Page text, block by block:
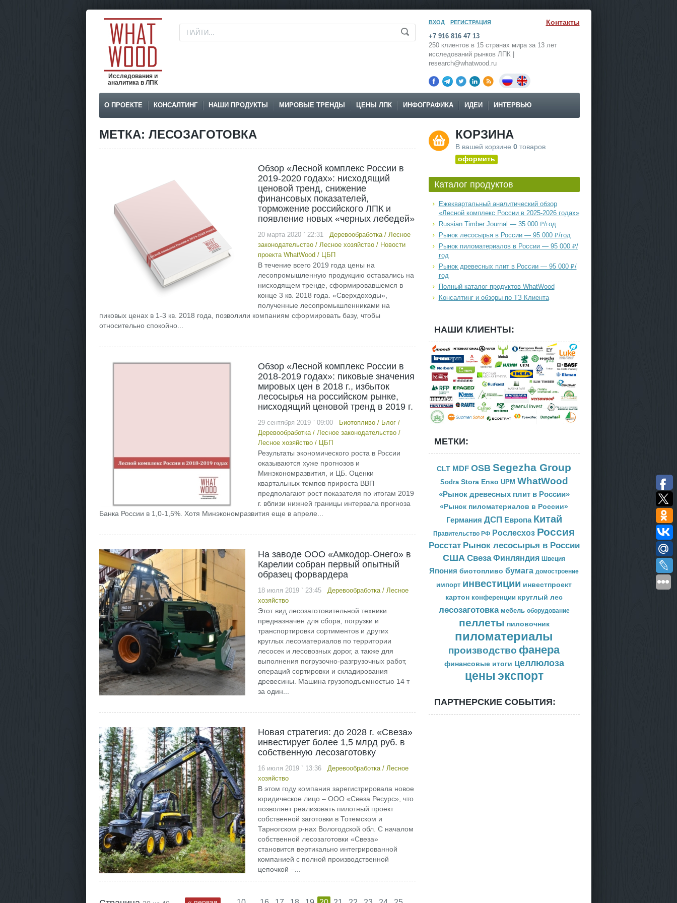
Исследования и
аналитика в ЛПК
ВХОД РЕГИСТРАЦИЯ Контакты
+7 916 816 47 13
250 клиентов в 15 странах мира за 13 лет
исследований рынков ЛПК |
research@whatwood.ru
О ПРОЕКТЕ КОНСАЛТИНГ НАШИ ПРОДУКТЫ МИРОВЫЕ ТРЕНДЫ ЦЕНЫ ЛПК ИНФОГРАФИКА ИДЕИ ИНТЕРВЬЮ
МЕТКА: ЛЕСОЗАГОТОВКА
Обзор «Лесной комплекс России в
2019-2020 годах»: нисходящий
ценовой тренд, снижение
финансовых показателей,
торможение российского ЛПК и
появление новых «черных лебедей»
20 марта 2020 ` 22:31 Деревообработка/ Лесное
законодательство/ Лесное хозяйство/ Новости
проекта WhatWood / ЦБП
В течение всего 2019 года цены на
лесопромышленную продукцию оставались на
нисходящем тренде, сформировавшемся в
конце 3 кв. 2018 года. «Сверхдоходы»,
полученные лесопромышленниками на
пиковых ценах в 1-3 кв. 2018 года, позволили компаниям сформировать базу, чтобы
относительно спокойно...
Обзор «Лесной комплекс России в
2018-2019 годах»: пиковые значения
мировых цен в 2018 г., избыток
лесосырья на российском рынке,
нисходящий ценовой тренд в 2019 г.
29 сентября 2019 ` 09:00 Биотопливо/ Блог/
Деревообработка/ Лесное законодательство/
Лесное хозяйство/ ЦБП
Результаты экономического роста в России
оказываются хуже прогнозов и
Минэкономразвития, и ЦБ. Оценки
квартальных темпов прироста ВВП
предполагают рост показателя по итогам 2019
г. вблизи нижней границы интервала прогноза
Банка России в 1,0-1,5%. Хотя Минэкономразвития еще в апреле...
На заводе ООО «Амкодор-Онего» в
Карелии собран первый опытный
образец форвардера
18 июля 2019 ` 23:45 Деревообработка/ Лесное
хозяйство
Этот вид лесозаготовительной техники
предназначен для сбора, погрузки и
транспортировки сортиментов и других
круглых лесоматериалов по территории
лесосек и лесовозных дорог, а также для
выполнения погрузочно-разгрузочных работ,
операций сортировки и складирования
древесины. Машина грузоподъемностью 14 т
за один...
Новая стратегия: до 2028 г. «Свеза»
инвестирует более 1,5 млрд руб. в
собственную лесозаготовку
16 июля 2019 ` 13:36 Деревообработка/ Лесное
хозяйство
В этом году компания зарегистрировала новое
юридическое лицо – ООО «Свеза Ресурс», что
позволяет реализовать пилотный проект
собственной заготовки в Тотемском и
Тарногском р-нах Вологодской обл. С началом
собственной лесозаготовки «Свеза»
становится вертикально интегрированной
компанией с полной производственной
цепочкой –...
КОРЗИНА
В вашей корзине 0товаров
оформить
Каталог продуктов
Ежеквартальный аналитический обзор
«Лесной комплекс России в 2025-2026 годах»
Russian Timber Journal — 35 000 ₽/год
Рынок лесосырья в России — 95 000 ₽/год
Рынок пиломатериалов в России — 95 000 ₽/
год
Рынок древесных плит в России — 95 000 ₽/
год
Полный каталог продуктов WhatWood
Консалтинг и обзоры по ТЗ Клиента
НАШИ КЛИЕНТЫ:
МЕТКИ:
CLT MDF OSB Segezha Group
Sodra Stora Enso UPM WhatWood
«Рынок древесных плит в России»
«Рынок пиломатериалов в России»
Германия ДСП Европа Китай
Правительство РФ Рослесхоз Россия
Росстат Рынок лесосырья в России
США Свеза Финляндия Швеция
Япония биотопливо бумага домостроение
импорт инвестиции инвестпроект
картон конференции круглый лес
лесозаготовка мебель оборудование
пеллеты пиловочник
пиломатериалы
производство фанера
финансовые итоги целлюлоза
цены экспорт
ПАРТНЕРСКИЕ СОБЫТИЯ: